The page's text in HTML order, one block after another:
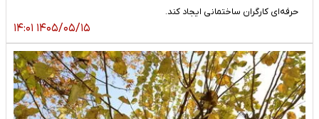
حرفه‌ای کارگران ساختمانی ایجاد کند.
۱۴۰۵/۰۵/۱۵ ۱۴:۰۱